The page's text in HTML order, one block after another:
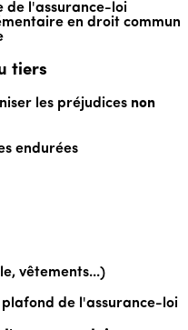
de l'assurance-loi
en droit commun
tiers
les préjudices non
endurées
vêtements...)
de l'assurance-loi